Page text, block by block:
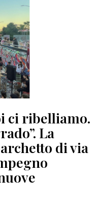
ci ribelliamo.
La
di via